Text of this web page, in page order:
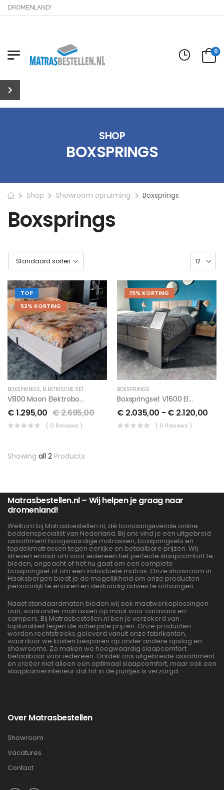
DROMENLAND!
0
SHOP
BOXSPRINGS
Shop Showroom opruiming Boxsprings
Boxsprings
TOP
52% KORTING
BOXSPRINGS, ELEKTRISCHE SETS
V800 Moon Elektroboxspringset 180/200 Kompleet LAATSTE SHOWROOM WEG = WEG
€1.295,00 €2.695,00
( 0 Reviews )
15% KORTING
BOXSPRINGS
Boxspringset V1600 Elektrisch Verstelbaar BULLS JUNGLE 15% Korting Extra
€ 2.035,00 - € 2.120,00
( 0 Reviews )
Showing all 2 Products
Matrasbestellen.nl – Wij helpen je graag naar
dromenland!
Welkom bij Matrasbestellen.nl, dé toonaangevende online
beddenspecialist van Nederland. Bij ons vind je een uitgebreid
assortiment hoogwaardige matrassen, boxspringsets en
topdekmatrassen tegen eerlijke en betaalbare prijzen. Wij
streven ernaar om voor iedereen het perfecte slaapcomfort te
bieden, ongeacht of het nu gaat om een complete
boxspringset of om een individuele matras. Onze showroom in
Haaksbergen biedt je de mogelijkheid om onze producten
persoonlijk te ervaren en deskundig advies te ontvangen.
Naast standaardmaten bieden wij ook maatwerkoplossingen
aan, waaronder matrassen op maat voor caravans en
campers. Bij Matrasbestellen.nl ben je verzekerd van
topkwaliteit tegen de scherpste prijzen. Onze producten
worden rechtstreeks geleverd vanuit onze fabrikanten,
waardoor we kosten besparen op onder andere opslag en
showrooms. Zo maken we hoogwaardig slaapcomfort
betaalbaar voor iedereen. Ontdek ons uitgebreide assortiment
en creëer niet alleen een optimaal slaapcomfort, maar ook een
slaapkamerinterieur dat tot in de puntjes is verzorgd.
Over Matrasbestellen
Showroom
Vacatures
Contact